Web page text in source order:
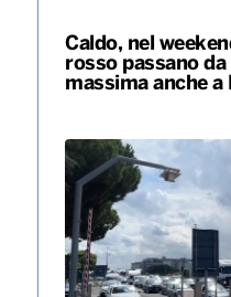
Caldo, nel
rosso passano
massima anche a